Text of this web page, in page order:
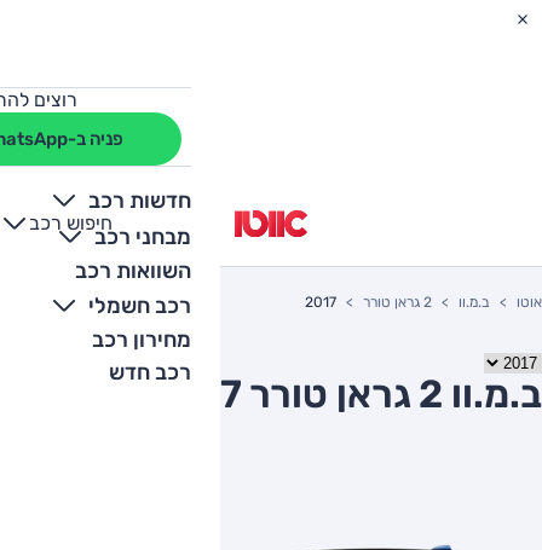
רוצים
פניה ב-WhatsApp
חדשות רכב
מבחני רכב
השוואות רכב
רכב חשמלי
מחירון רכב
רכב חדש
חיפוש רכב
+
-
אוטו ב.מ.וו 2 גראן טורר 2017
ב.מ.וו 2 גראן טורר 2017 יד שניה